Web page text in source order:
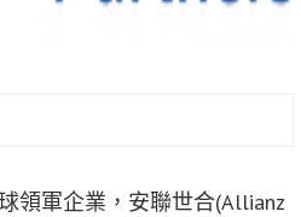
領軍企業，安聯世合(Allianz